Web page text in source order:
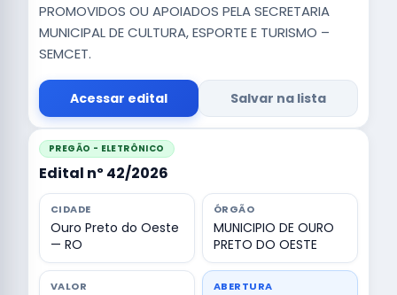
PROMOVIDOS OU APOIADOS PELA SECRETARIA
MUNICIPAL DE CULTURA, ESPORTE E TURISMO –
SEMCET.
Acessar edital Salvar na lista
PREGÃO - ELETRÔNICO
Edital nº 42/2026
CIDADE
Ouro Preto do Oeste
— RO
ÓRGÃO
MUNICIPIO DE OURO
PRETO DO OESTE
VALOR ABERTURA